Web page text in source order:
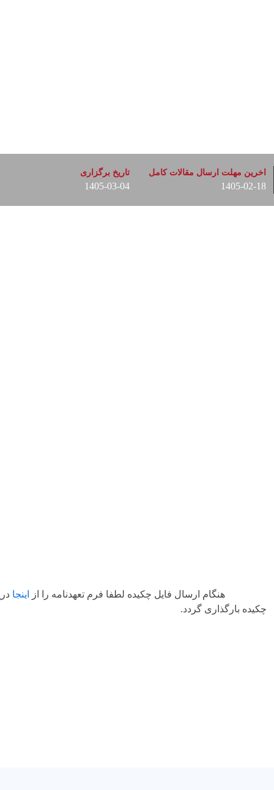
اخرین مهلت ارسال مقالات کامل
1405-02-18
تاریخ برگزاری
1405-03-04
هنگام ارسال فایل چکیده لطفا فرم تعهدنامه را از اینجا
چکیده بارگذاری گردد.